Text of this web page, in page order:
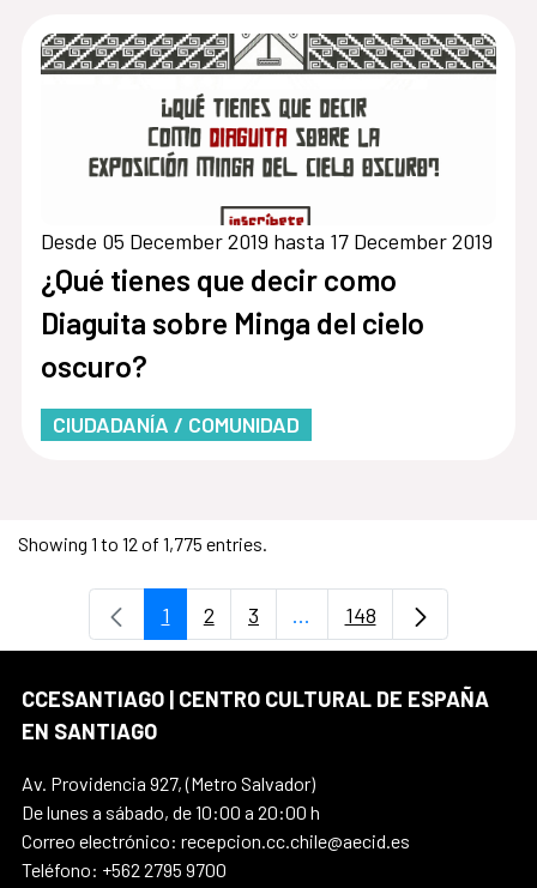
Desde 05 December 2019 hasta 17 December 2019
¿Qué tienes que decir como
Diaguita sobre Minga del cielo
oscuro?
CIUDADANÍA / COMUNIDAD
Showing 1 to 12 of 1,775 entries.
Page
1 Page
2 Page
3 ...Intermediate Pages Use
Page
148
CCESANTIAGO | CENTRO CULTURAL DE ESPAÑA
EN SANTIAGO
Av. Providencia 927, (Metro Salvador)
De lunes a sábado, de 10:00 a 20:00 h
Correo electrónico: recepcion.cc.chile@aecid.es
Teléfono: +562 2795 9700